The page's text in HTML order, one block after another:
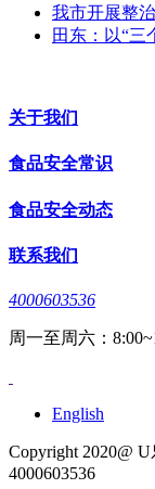
我市开展整
田东：以“三
关于我们
食品安全常识
食品安全动态
联系我们
4000603536
周一至周六：
English
Copyright 2020@
4000603536